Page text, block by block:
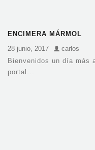
ENCIMERA MÁRMOL
28 junio, 2017
carlos
Bienvenidos un día más
portal...